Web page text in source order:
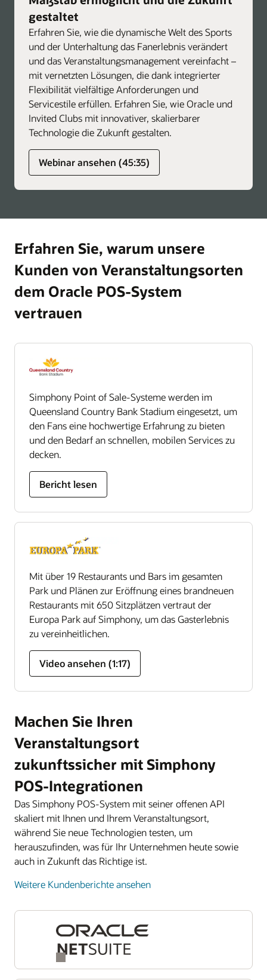
gestaltet
Erfahren Sie, wie die dynamische Welt des Sports
und der Unterhaltung das Fanerlebnis verändert
und das Veranstaltungsmanagement vereinfacht –
mit vernetzten Lösungen, die dank integrierter
Flexibilität vielfältige Anforderungen und
Servicestile erfüllen. Erfahren Sie, wie Oracle und
Invited Clubs mit innovativer, skalierbarer
Technologie die Zukunft gestalten.
Webinar ansehen (45:35)
Erfahren Sie, warum unsere
Kunden von Veranstaltungsorten
dem Oracle POS-System
vertrauen
Simphony Point of Sale-Systeme werden im
Queensland Country Bank Stadium eingesetzt, um
den Fans eine hochwertige Erfahrung zu bieten
und den Bedarf an schnellen, mobilen Services zu
decken.
Bericht lesen
Mit über 19 Restaurants und Bars im gesamten
Park und Plänen zur Eröffnung eines brandneuen
Restaurants mit 650 Sitzplätzen vertraut der
Europa Park auf Simphony, um das Gasterlebnis
zu vereinheitlichen.
Video ansehen (1:17)
Machen Sie Ihren
Veranstaltungsort
zukunftssicher mit Simphony
POS-Integrationen
Das Simphony POS-System mit seiner offenen API
skaliert mit Ihnen und Ihrem Veranstaltungsort,
während Sie neue Technologien testen, um
herauszufinden, was für Ihr Unternehmen heute sowie
auch in Zukunft das Richtige ist.
Weitere Kundenberichte ansehen